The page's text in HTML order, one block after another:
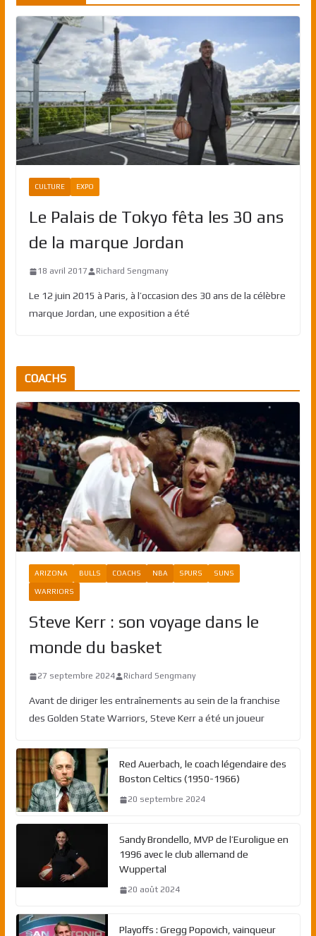
CULTURE EXPO
Le Palais de Tokyo fêta les 30 ans
de la marque Jordan
18 avril 2017 Richard Sengmany
Le 12 juin 2015 à Paris, à l’occasion des 30 ans de la célèbre
marque Jordan, une exposition a été
COACHS
ARIZONA BULLS COACHS NBA SPURS SUNS
WARRIORS
Steve Kerr : son voyage dans le
monde du basket
27 septembre 2024 Richard Sengmany
Avant de diriger les entraînements au sein de la franchise
des Golden State Warriors, Steve Kerr a été un joueur
Red Auerbach, le coach légendaire des
Boston Celtics (1950-1966)
20 septembre 2024
Sandy Brondello, MVP de l’Euroligue en
1996 avec le club allemand de
Wuppertal
20 août 2024
Playoffs : Gregg Popovich, vainqueur